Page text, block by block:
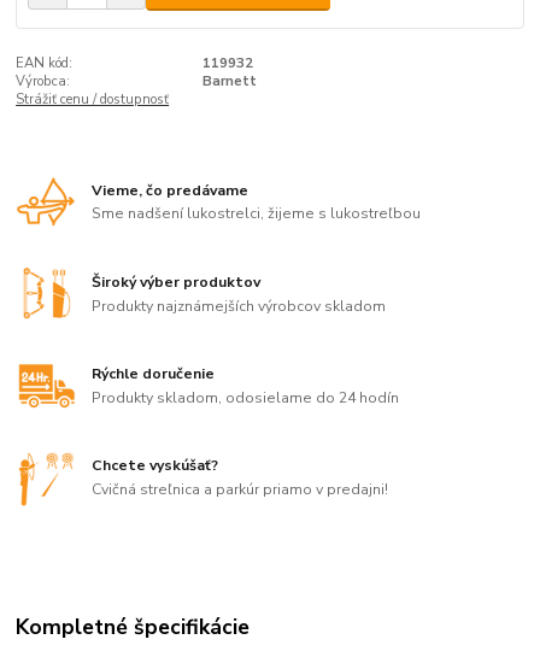
EAN kód:
119932
Výrobca:
Barnett
Strážiť cenu / dostupnosť
Vieme, čo predávame
Sme nadšení lukostrelci, žijeme s lukostreľbou
Široký výber produktov
Produkty najznámejších výrobcov skladom
Rýchle doručenie
Produkty skladom, odosielame do 24 hodín
Chcete vyskúšať?
Cvičná streľnica a parkúr priamo v predajni!
Kompletné špecifikácie